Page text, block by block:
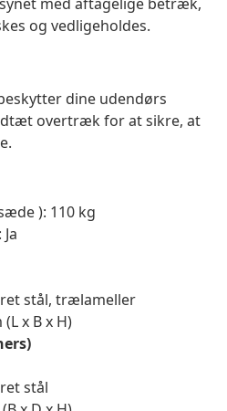
og vedligeholdes.
dine udendørs
overtræk for at sikre, at
): 110 kg
stål, trælameller
x B x H)
stål